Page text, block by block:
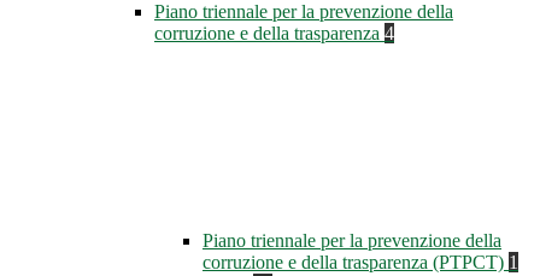
Piano triennale per la prevenzione della
corruzione e della trasparenza 4
Piano triennale per la prevenzione della
corruzione e della trasparenza (PTPCT) 1